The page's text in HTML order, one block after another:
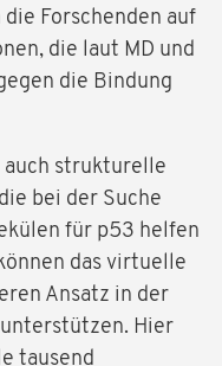
Forschenden auf
die laut MD und
die Bindung
strukturelle
bei der Suche
für p53 helfen
das virtuelle
Ansatz in der
Hier
tausend